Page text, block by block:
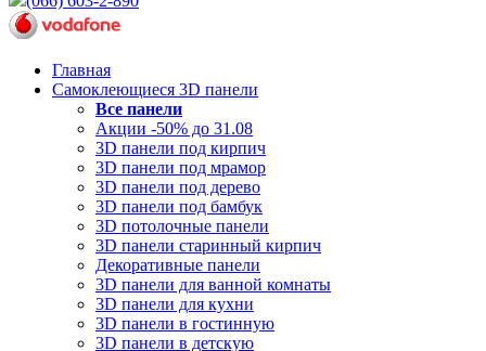
Главная
Самоклеющиеся 3D панели
Все панели
Акции -50% до 31.08
3D панели под кирпич
3D панели под мрамор
3D панели под дерево
3D панели под бамбук
3D потолочные панели
3D панели старинный кирпич
Декоративные панели
3D панели для ванной комнаты
3D панели для кухни
3D панели в гостинную
3D панели в детскую